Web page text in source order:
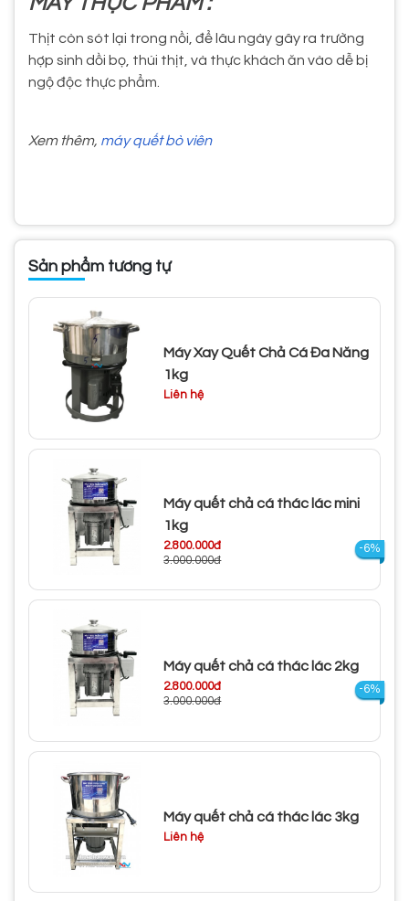
Thịt còn sót lại trong nồi, để lâu ngày gây ra trường
hợp sinh dồi bọ, thúi thịt, và thực khách ăn vào dễ bị
ngộ độc thực phẩm.
Xem thêm, máy quết bò viên
Sản phẩm tương tự
Máy Xay Quết Chả Cá Đa Năng
1kg
Liên hệ
Máy quết chả cá thác lác mini
1kg
2.800.000đ
3.000.000đ
-6%
Máy quết chả cá thác lác 2kg
2.800.000đ
3.000.000đ
-6%
Máy quết chả cá thác lác 3kg
Liên hệ